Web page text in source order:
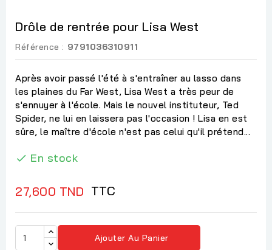
Drôle de rentrée pour Lisa West
Référence : 9791036310911
Après avoir passé l'été à s'entraîner au lasso dans
les plaines du Far West, Lisa West a très peur de
s'ennuyer à l'école. Mais le nouvel instituteur, Ted
Spider, ne lui en laissera pas l'occasion ! Lisa en est
sûre, le maître d'école n'est pas celui qu'il prétend...
 En stock
27,600 TND TTC
Ajouter Au Panier